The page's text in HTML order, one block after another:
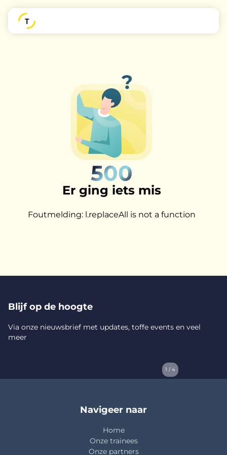
500
Er ging iets mis
Foutmelding: l.replaceAll is not a function
Blijf op de hoogte
Via onze nieuwsbrief met updates, toffe events en veel
meer
1 / 4
Navigeer naar
Home
Onze trainees
Onze partners